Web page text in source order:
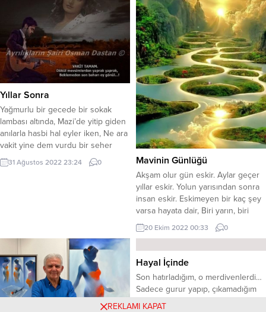
yazacak bir bak, Bekler seni kuru
toprak, Ölüne sahip ol dostum.
Güvenme saltanatına, Çıkacan...
Yıllar Sonra
Yağmurlu bir gecede bir sokak
lambası altında, Mazi’de yitip giden
anılarla hasbi hal eyler iken, Ne ara
vakit yine dem vurdu bir seher
vaktine, Arzu halim yine kaldı bir
başka yağmurlu geceye, Oysa’ki
31 Ağustos 2022 23:24 0 Mavinin Günlüğü
Akşam olur gün eskir. Aylar geçer
yıllar eskir. Yolun yarısından sonra
insan eskir. Eskimeyen bir kaç şey
varsa hayata dair, Biri yarın, biri
umut, biri sevgi, biri mavidir. Hatice
Kutsal / Hayata Dair Mavinin
tarafından eklenmiştir.
20 Ekim 2022 00:33 0
Hayal İçinde
Son hatırladığım, o merdivenlerdi…
Sadece gurur yapıp, çıkamadığım
yedi basamaklı ! Ne gülen yüzünü,
REKLAMI KAPAT